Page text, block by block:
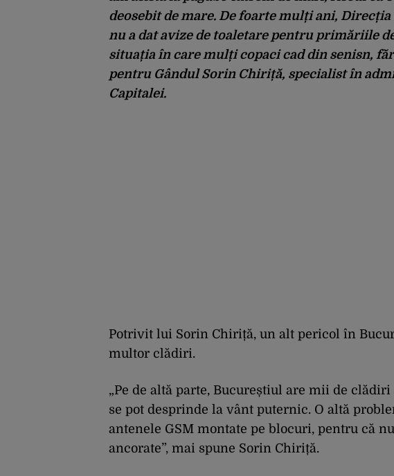
deosebit de mare. De foarte mulți ani,
nu a dat avize de toaletare pentru primăriile
situația în care mulți copaci cad din senisn,
pentru Gândul Sorin Chiriță, specialist în
Capitalei.
Potrivit lui Sorin Chiriță, un alt pericol în
multor clădiri.
„Pe de altă parte, Bucureștiul are mii de
se pot desprinde la vânt puternic. O altă
antenele GSM montate pe blocuri, pentru că
ancorate”, mai spune Sorin Chiriță.